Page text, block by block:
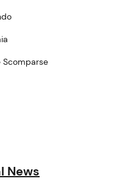
Scomparse
News